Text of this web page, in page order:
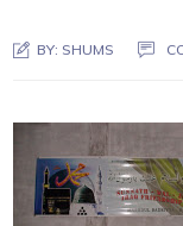
BY: SHUMS